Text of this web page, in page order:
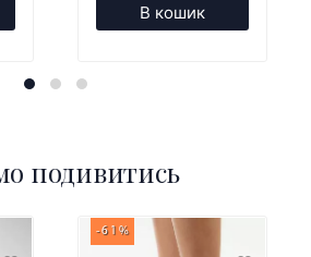
В кошик
подивитись
-61%